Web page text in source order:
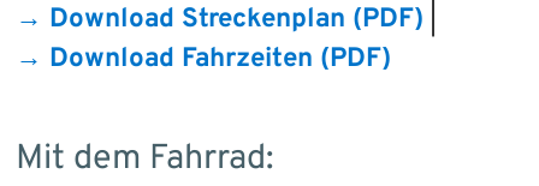
→ Download Streckenplan (PDF)
→ Download Fahrzeiten (PDF)
Mit dem Fahrrad: